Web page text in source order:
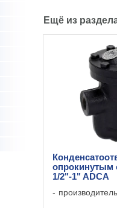
Ещё из
опрокинутым
1/2"-1" ADCA